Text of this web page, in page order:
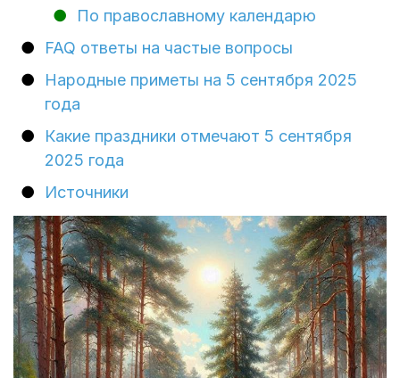
По православному календарю
FAQ ответы на частые вопросы
Народные приметы на 5 сентября 2025
года
Какие праздники отмечают 5 сентября
2025 года
Источники